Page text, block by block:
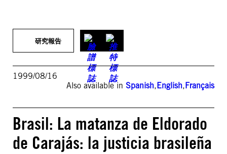
研究報告
1999/08/16
Also available in Spanish,English,Français
Brasil: La matanza de Eldorado
de Carajás: la justicia brasileña